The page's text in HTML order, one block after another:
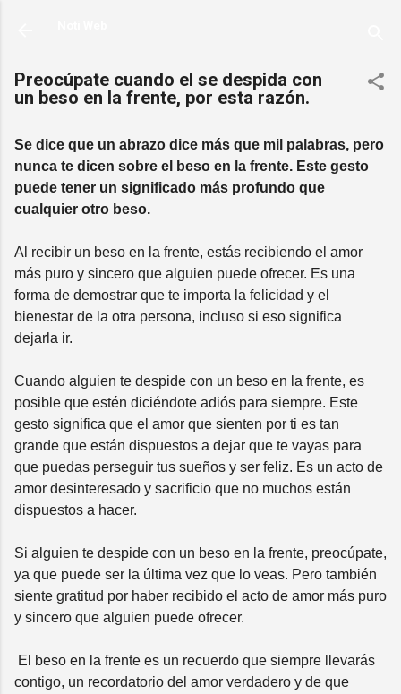
Preocúpate cuando el se despida con
un beso en la frente, por esta razón.
Se dice que un abrazo dice más que mil palabras, pero
nunca te dicen sobre el beso en la frente. Este gesto
puede tener un significado más profundo que
cualquier otro beso.
Al recibir un beso en la frente, estás recibiendo el amor
más puro y sincero que alguien puede ofrecer. Es una
forma de demostrar que te importa la felicidad y el
bienestar de la otra persona, incluso si eso significa
dejarla ir.
Cuando alguien te despide con un beso en la frente, es
posible que estén diciéndote adiós para siempre. Este
gesto significa que el amor que sienten por ti es tan
grande que están dispuestos a dejar que te vayas para
que puedas perseguir tus sueños y ser feliz. Es un acto de
amor desinteresado y sacrificio que no muchos están
dispuestos a hacer.
Si alguien te despide con un beso en la frente, preocúpate,
ya que puede ser la última vez que lo veas. Pero también
siente gratitud por haber recibido el acto de amor más puro
y sincero que alguien puede ofrecer.
El beso en la frente es un recuerdo que siempre llevarás
contigo, un recordatorio del amor verdadero y de que